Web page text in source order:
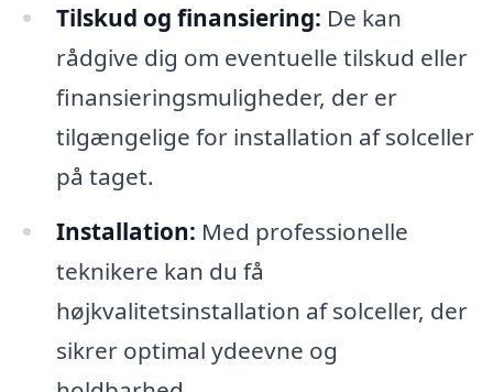
Tilskud og finansiering: De kan
rådgive dig om eventuelle tilskud eller
finansieringsmuligheder, der er
tilgængelige for installation af solceller
på taget.
Installation: Med professionelle
teknikere kan du få
højkvalitetsinstallation af solceller, der
sikrer optimal ydeevne og